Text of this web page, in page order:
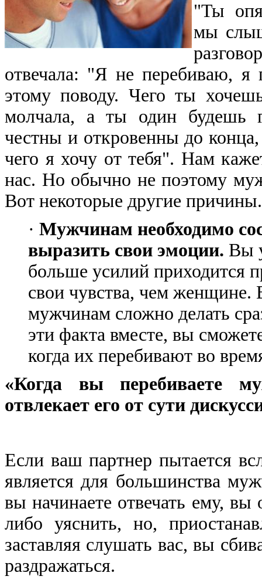
"Ты
мы
отвечала: "Я не перебиваю,
этому поводу. Чего ты
молчала, а ты один будешь
честны и откровенны до
чего я хочу от тебя". Нам
нас. Но обычно не поэтому
Вот некоторые другие причины.
· Мужчинам необходимо
выразить свои эмоции. Вы
больше усилий приходится
свои чувства, чем
мужчинам сложно делать
эти факта вместе, вы
когда их перебивают во
«Когда вы перебиваете
отвлекает его от сути
Если ваш партнер пытается
является для большинства
вы начинаете отвечать ему, вы
либо уяснить, но,
заставляя слушать вас, вы
раздражаться.